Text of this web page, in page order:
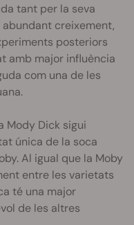
tant per la seva
creixement,
posteriors
amb major influència
com una de les
Mody Dick sigui
única de la soca
Al igual que la Moby
entre les varietats
té una major
de les altres